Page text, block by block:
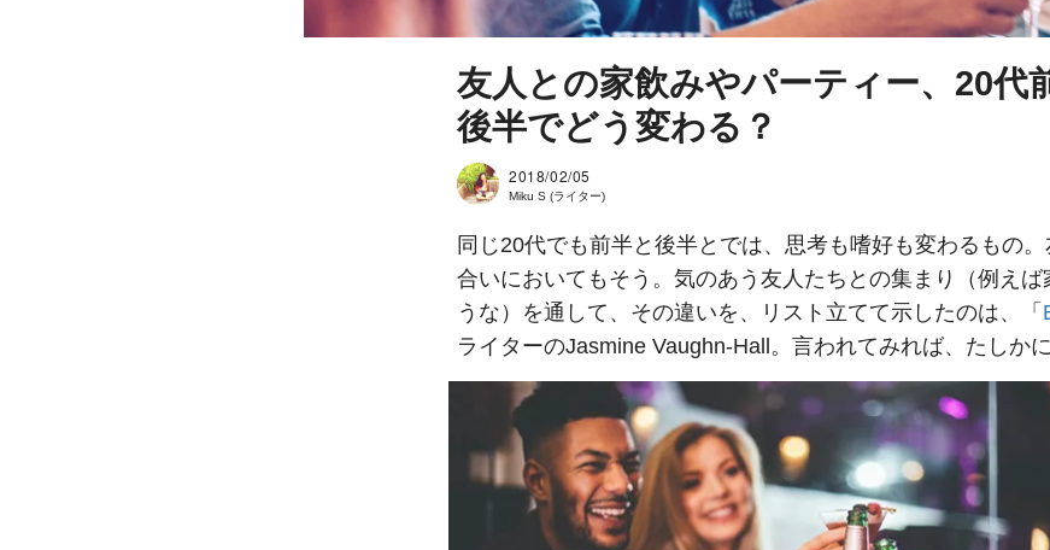
友人との家飲みやパーティー、20代
後半でどう変わる？
2018/02/05
Miku S (ライター)
同じ20代でも前半と後半とでは、思考も嗜好も変わるもの。
合いにおいてもそう。気のあう友人たちとの集まり（例えば
うな）を通して、その違いを、リスト立てて示したのは、「
ライターのJasmine Vaughn-Hall。言われてみれば、たしかに